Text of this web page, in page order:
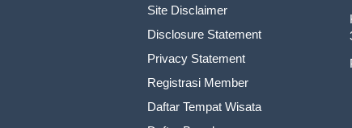
Site Disclaimer
Disclosure Statement
Privacy Statement
Registrasi Member
Daftar Tempat Wisata